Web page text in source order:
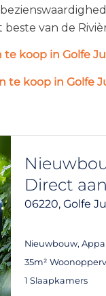
van de
koop in Golfe
te koop in Golfe
Direct
06220, Golfe
Nieuwbouw,
35m²
1 Slaapkamers